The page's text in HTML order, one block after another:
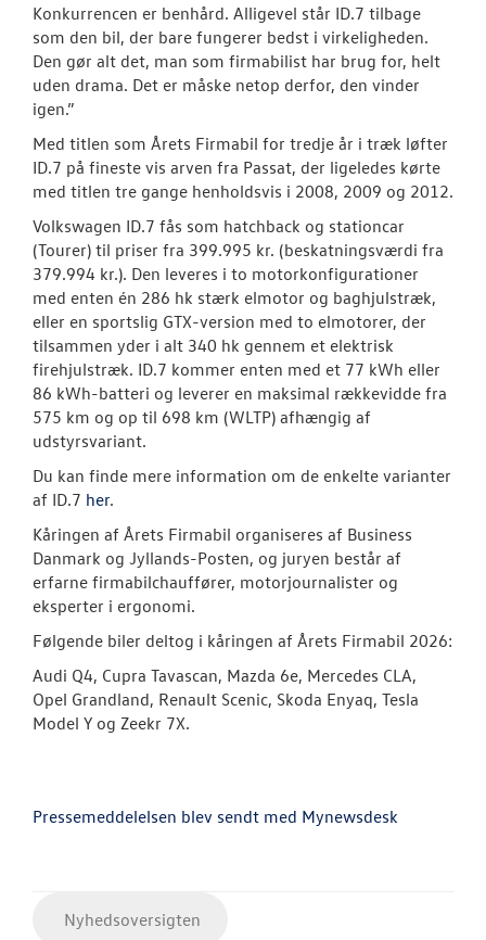
Konkurrencen er benhård. Alligevel står ID.7 tilbage
som den bil, der bare fungerer bedst i virkeligheden.
Den gør alt det, man som firmabilist har brug for, helt
uden drama. Det er måske netop derfor, den vinder
igen.”
Med titlen som Årets Firmabil for tredje år i træk løfter
ID.7 på fineste vis arven fra Passat, der ligeledes kørte
med titlen tre gange henholdsvis i 2008, 2009 og 2012.
Volkswagen ID.7 fås som hatchback og stationcar
(Tourer) til priser fra 399.995 kr. (beskatningsværdi fra
379.994 kr.). Den leveres i to motorkonfigurationer
med enten én 286 hk stærk elmotor og baghjulstræk,
eller en sportslig GTX-version med to elmotorer, der
tilsammen yder i alt 340 hk gennem et elektrisk
firehjulstræk. ID.7 kommer enten med et 77 kWh eller
86 kWh-batteri og leverer en maksimal rækkevidde fra
575 km og op til 698 km (WLTP) afhængig af
udstyrsvariant.
Du kan finde mere information om de enkelte varianter
af ID.7 her.
Kåringen af Årets Firmabil organiseres af Business
Danmark og Jyllands-Posten, og juryen består af
erfarne firmabilchauffører, motorjournalister og
eksperter i ergonomi.
Følgende biler deltog i kåringen af Årets Firmabil 2026:
Audi Q4, Cupra Tavascan, Mazda 6e, Mercedes CLA,
Opel Grandland, Renault Scenic, Skoda Enyaq, Tesla
Model Y og Zeekr 7X.
Pressemeddelelsen blev sendt med Mynewsdesk
Nyhedsoversigten